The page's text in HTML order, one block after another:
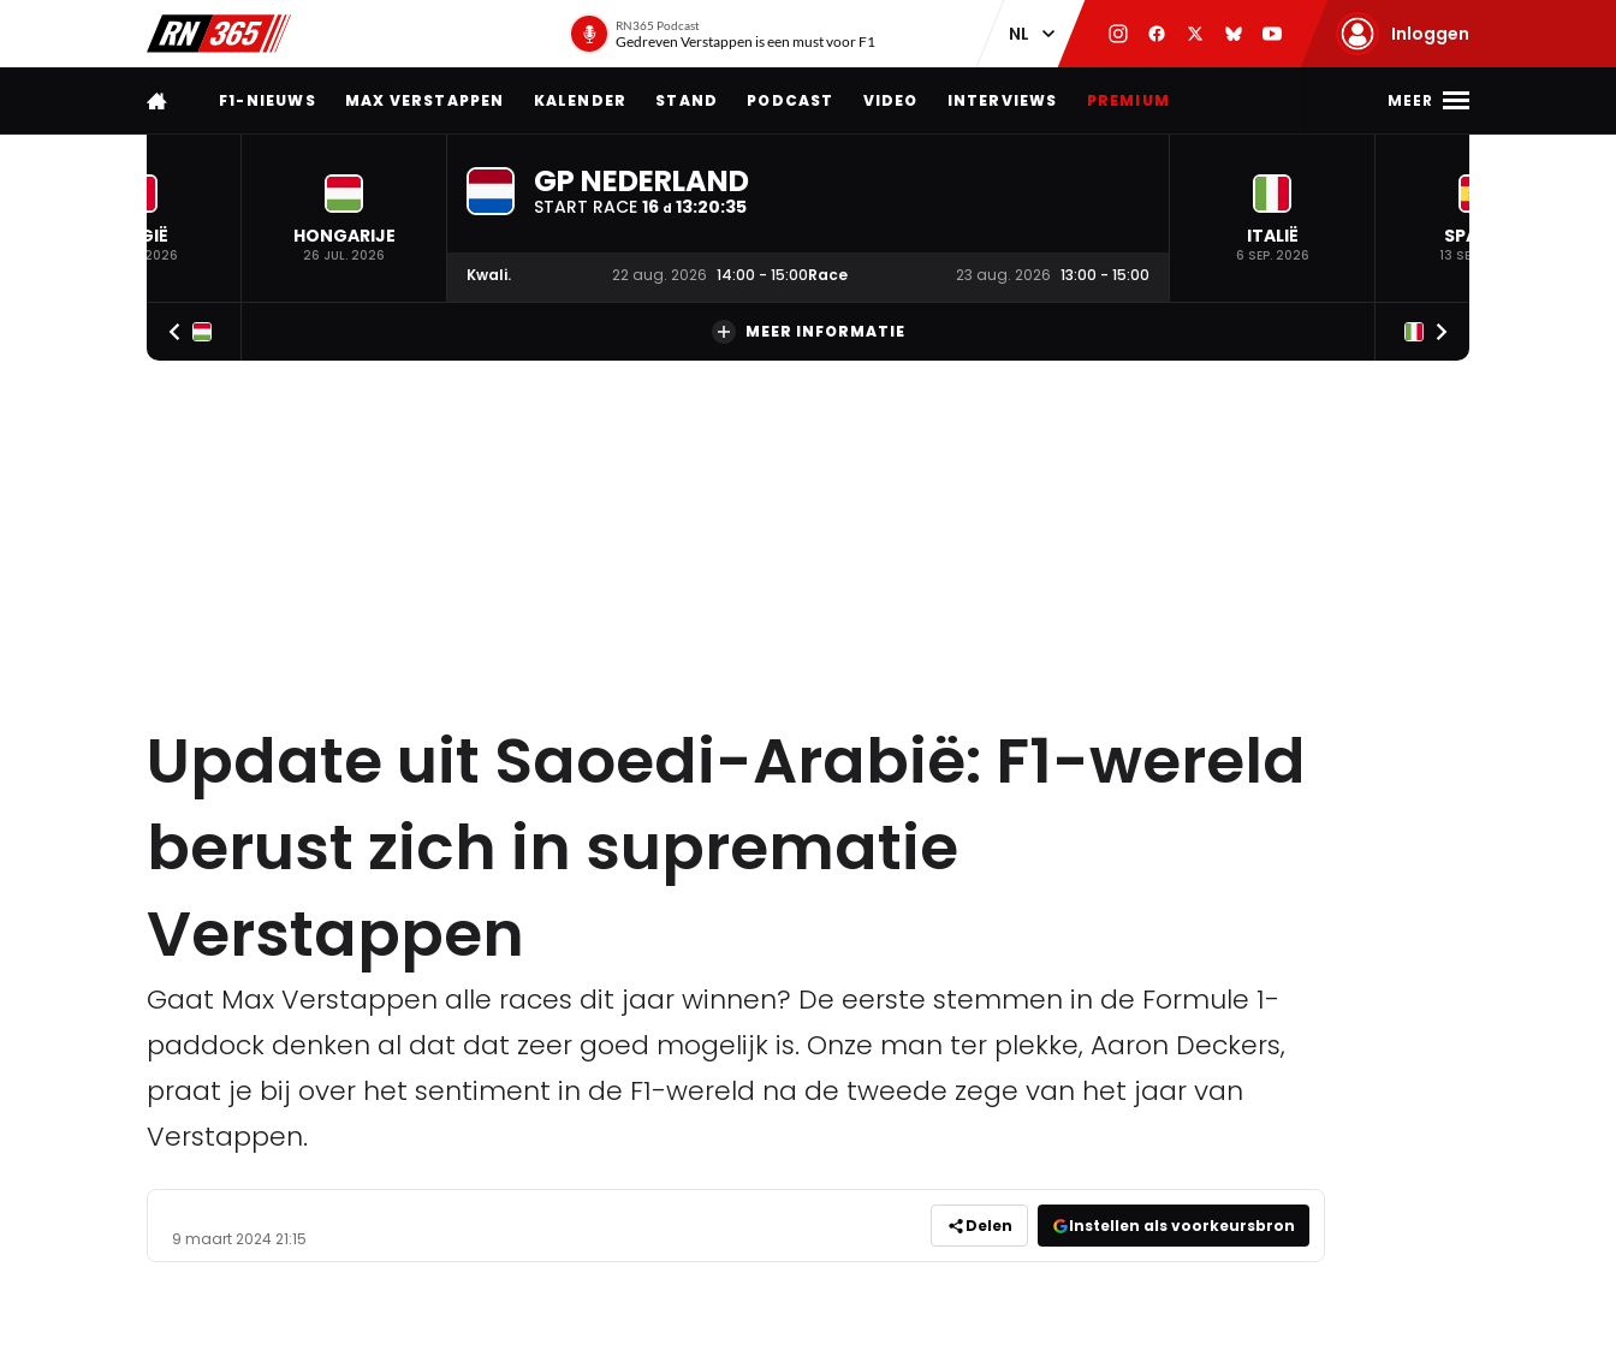
RN365 Podcast
Gedreven Verstappen is een must voor F1 Inloggen
VOLLEDIG MENU
F1-NIEUWS MAX VERSTAPPEN KALENDER STAND PODCAST VIDEO INTERVIEWS PREMIUM MEER
BELGIË
19 JUL. 2026
HONGARIJE
26 JUL. 2026
GP NEDERLAND
START RACE 16 d 13:20:35
Kwali. 22 aug. 2026 14:00 - 15:00Race 23 aug. 2026 13:00 - 15:00
ITALIË
6 SEP. 2026
SPANJE
13 SEP. 2026
MEER INFORMATIE
Update uit Saoedi-Arabië: F1-wereld
berust zich in suprematie
Verstappen
Gaat Max Verstappen alle races dit jaar winnen? De eerste stemmen in de Formule 1-
paddock denken al dat dat zeer goed mogelijk is. Onze man ter plekke, Aaron Deckers,
praat je bij over het sentiment in de F1-wereld na de tweede zege van het jaar van
Verstappen.
9 maart 2024 21:15
Delen Instellen als voorkeursbron